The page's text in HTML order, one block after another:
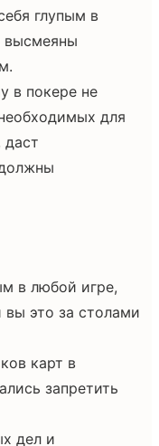
глупым в
высмеяны
в покере не
для
даст
в любой игре,
вы это за столами
карт в
запретить
дел и